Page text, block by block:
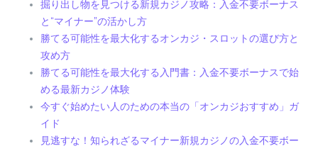
掘り出し物を見つける新規カジノ攻略：入金不要ボーナス
と“マイナー”の活かし方
勝てる可能性を最大化するオンカジ・スロットの選び方と
攻め方
勝てる可能性を最大化する入門書：入金不要ボーナスで始
める最新カジノ体験
今すぐ始めたい人のための本当の「オンカジおすすめ」ガ
イド
見逃すな！知られざるマイナー新規カジノの入金不要ボー